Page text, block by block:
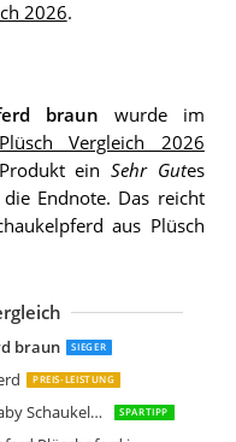
2026.
braun wurde im
Vergleich 2026
einSehr Gutes
Endnote. Das reicht
aus Plüsch
braun SIEGER
PREIS-LEISTUNG
HOMCOM Kinder Schaukelpferd Baby Schaukeltier Pferd SPARTIPP